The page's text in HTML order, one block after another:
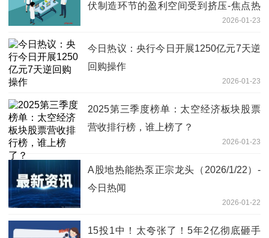
伏制造环节的盈利空间受到挤压-焦点热
2026-01-23
今日热议：央行今日开展1250亿元7天逆
回购操作
2026-01-23
2025第三季度榜单：太空经济板块股票
营收排行榜，谁上榜了？
2026-01-23
A股地热能热泵正宗龙头（2026/1/22）-
今日热闻
2026-01-22
15投1中！太夸张了！5年2亿彻底砸手